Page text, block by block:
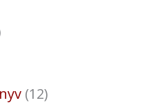
12